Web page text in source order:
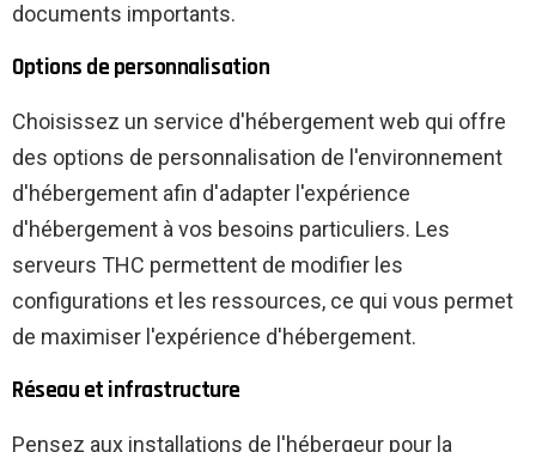
documents importants.
Options de personnalisation
Choisissez un service d'hébergement web qui offre
des options de personnalisation de l'environnement
d'hébergement afin d'adapter l'expérience
d'hébergement à vos besoins particuliers. Les
serveurs THC permettent de modifier les
configurations et les ressources, ce qui vous permet
de maximiser l'expérience d'hébergement.
Réseau et infrastructure
Pensez aux installations de l'hébergeur pour la